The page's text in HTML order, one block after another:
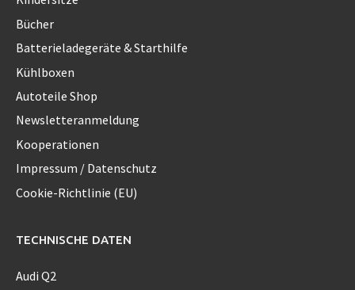
Bücher
Batterieladegeräte & Starthilfe
Kühlboxen
Autoteile Shop
Newsletteranmeldung
Kooperationen
Impressum / Datenschutz
Cookie-Richtlinie (EU)
TECHNISCHE DATEN
Audi Q2